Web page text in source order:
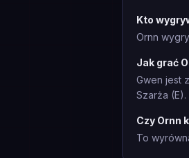
Kto
Ornn
Jak grać
Gwen jest
Szarża (E).
Czy Ornn
To